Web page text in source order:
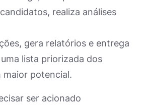
realiza análises
gera relatórios e entrega
lista priorizada dos
maior potencial.
ser acionado